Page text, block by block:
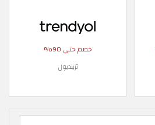
خصم حتى 90%
ترينديول